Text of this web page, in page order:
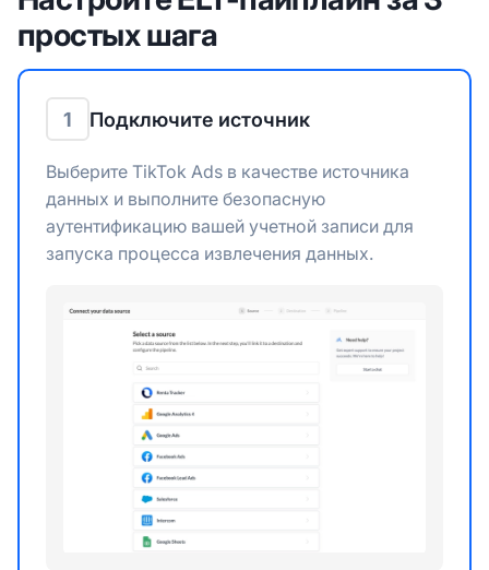
простых шага
1 Подключите источник
Выберите TikTok Ads в качестве источника
данных и выполните безопасную
аутентификацию вашей учетной записи для
запуска процесса извлечения данных.